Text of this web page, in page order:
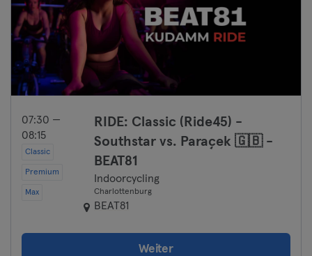
07:30 —
08:15
Classic
Premium
Max
RIDE: Classic (Ride45) -
Southstar vs. Paraçek 🇬🇧 -
BEAT81
Indoorcycling
Charlottenburg
BEAT81
Weiter